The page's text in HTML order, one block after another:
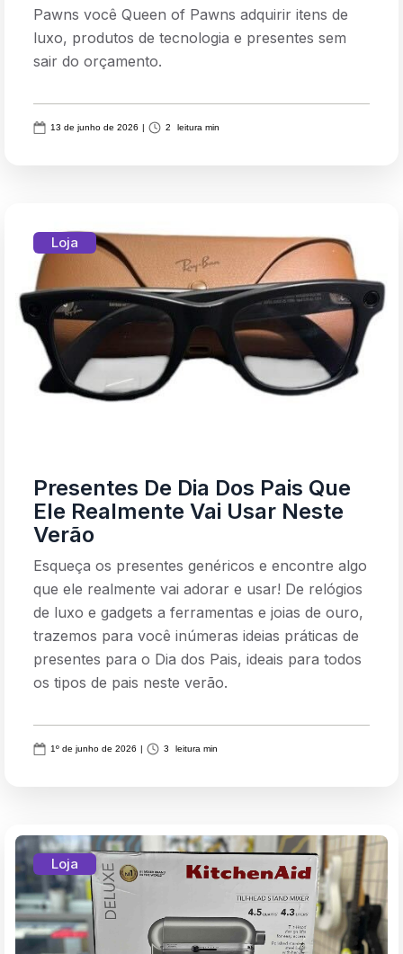
Pawns você Queen of Pawns adquirir itens de
luxo, produtos de tecnologia e presentes sem
sair do orçamento.
13 de junho de 2026 | 2 leitura min
Loja
Presentes De Dia Dos Pais Que
Ele Realmente Vai Usar Neste
Verão
Esqueça os presentes genéricos e encontre algo
que ele realmente vai adorar e usar! De relógios
de luxo e gadgets a ferramentas e joias de ouro,
trazemos para você inúmeras ideias práticas de
presentes para o Dia dos Pais, ideais para todos
os tipos de pais neste verão.
1º de junho de 2026 | 3 leitura min
Loja